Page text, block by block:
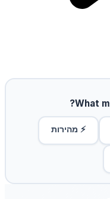
What
⚡ מהירות